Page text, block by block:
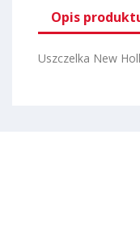
Opis
Uszczelka New